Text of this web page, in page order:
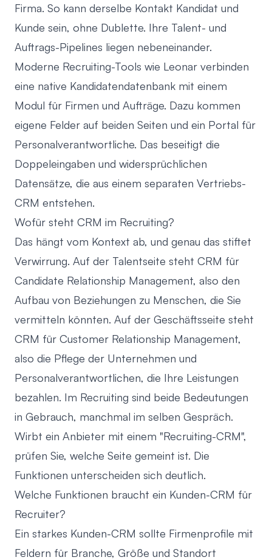
Firma. So kann derselbe Kontakt Kandidat und
Kunde sein, ohne Dublette. Ihre Talent- und
Auftrags-Pipelines liegen nebeneinander.
Moderne Recruiting-Tools wie Leonar verbinden
eine native Kandidatendatenbank mit einem
Modul für Firmen und Aufträge. Dazu kommen
eigene Felder auf beiden Seiten und ein Portal für
Personalverantwortliche. Das beseitigt die
Doppeleingaben und widersprüchlichen
Datensätze, die aus einem separaten Vertriebs-
CRM entstehen.
Wofür steht CRM im Recruiting?
Das hängt vom Kontext ab, und genau das stiftet
Verwirrung. Auf der Talentseite steht CRM für
Candidate Relationship Management, also den
Aufbau von Beziehungen zu Menschen, die Sie
vermitteln könnten. Auf der Geschäftsseite steht
CRM für Customer Relationship Management,
also die Pflege der Unternehmen und
Personalverantwortlichen, die Ihre Leistungen
bezahlen. Im Recruiting sind beide Bedeutungen
in Gebrauch, manchmal im selben Gespräch.
Wirbt ein Anbieter mit einem "Recruiting-CRM",
prüfen Sie, welche Seite gemeint ist. Die
Funktionen unterscheiden sich deutlich.
Welche Funktionen braucht ein Kunden-CRM für
Recruiter?
Ein starkes Kunden-CRM sollte Firmenprofile mit
Feldern für Branche, Größe und Standort